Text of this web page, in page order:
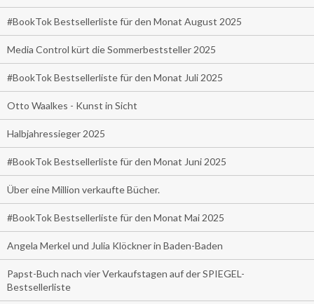
#BookTok Bestsellerliste für den Monat August 2025
Media Control kürt die Sommerbeststeller 2025
#BookTok Bestsellerliste für den Monat Juli 2025
Otto Waalkes - Kunst in Sicht
Halbjahressieger 2025
#BookTok Bestsellerliste für den Monat Juni 2025
Über eine Million verkaufte Bücher.
#BookTok Bestsellerliste für den Monat Mai 2025
Angela Merkel und Julia Klöckner in Baden-Baden
Papst-Buch nach vier Verkaufstagen auf der SPIEGEL-
Bestsellerliste